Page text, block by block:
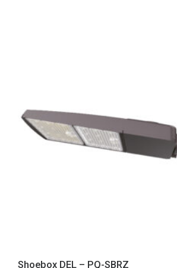
Shoebox DEL – PQ-SBRZ